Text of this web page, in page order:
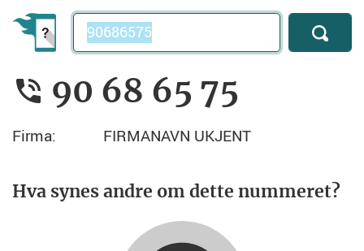
Telefonnummer
90 68 65 75
Firma: FIRMANAVN UKJENT
Hva synes andre om dette nummeret?